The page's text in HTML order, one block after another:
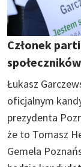
Członek
Łukasz
oficjalnym
prezydenta
że to Tomasz
Gemela